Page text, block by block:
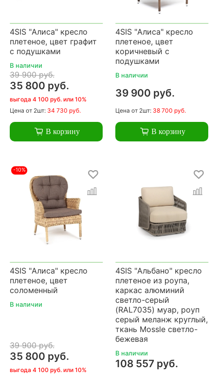
4SIS "Алиса" кресло
плетеное, цвет графит
с подушками
В наличии
39 900 руб.
35 800 руб.
выгода 4 100 руб. или 10%
Цена от 2шт: 34 730 руб.
В корзину
4SIS "Алиса" кресло
плетеное, цвет
коричневый с
подушками
В наличии
39 900 руб.
Цена от 2шт: 38 700 руб.
В корзину
-10%
4SIS "Алиса" кресло
плетеное, цвет
соломенный
В наличии
39 900 руб.
35 800 руб.
выгода 4 100 руб. или 10%
4SIS "Альбано" кресло
плетеное из роупа,
каркас алюминий
светло-серый
(RAL7035) муар, роуп
серый меланж круглый,
ткань Mossle светло-
бежевая
В наличии
108 557 руб.